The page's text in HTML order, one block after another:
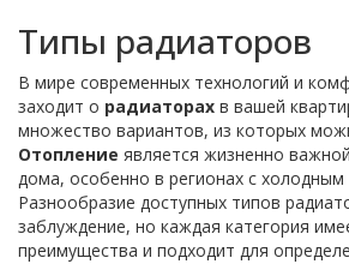
Типы радиаторов
В мире современных технологий и
заходит о радиаторах в вашей
множество вариантов, из которых
Отопление является жизненно
дома, особенно в регионах с
Разнообразие доступных типов
заблуждение, но каждая категория
преимущества и подходит для